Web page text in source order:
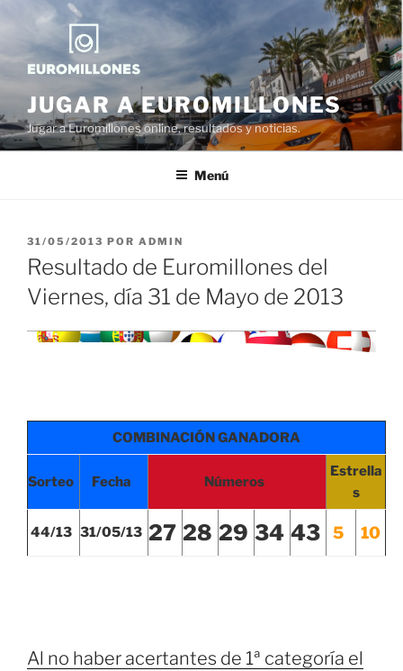
contenido
JUGAR A EUROMILLONES
Jugar a Euromillones online, resultados y noticias.
Menú
PUBLICADO
EL
31/05/2013 POR ADMIN
Resultado de Euromillones del
Viernes, día 31 de Mayo de 2013
COMBINACIÓN GANADORA
Sorteo Fecha Números
Estrella
s
44/13 31/05/13 27 28 29 34 43 5 10
Al no haber acertantes de 1ª categoría el